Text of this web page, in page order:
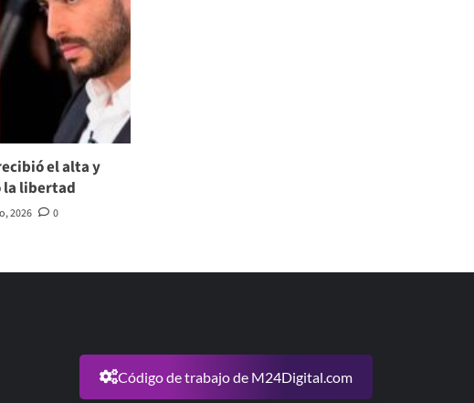
el alta y
la libertad
2026 0
Código de trabajo de M24Digital.com